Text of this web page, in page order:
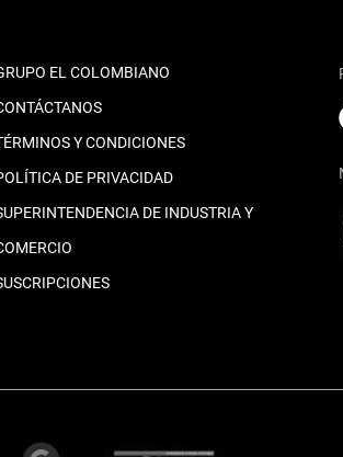
EL COLOMBIANO
Y CONDICIONES
DE PRIVACIDAD
DE INDUSTRIA Y